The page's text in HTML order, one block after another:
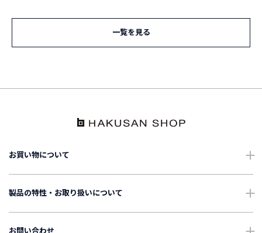
一覧を見る
お買い物について
製品の特性・お取り扱いについて
お問い合わせ